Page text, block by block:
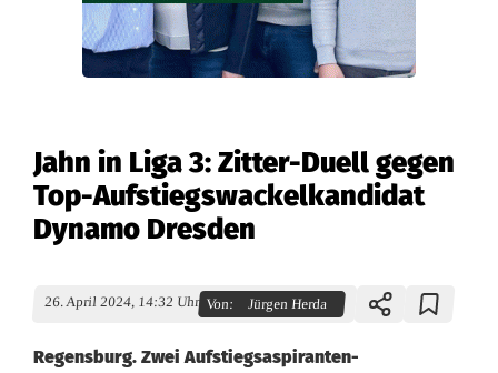
Jahn in Liga 3: Zitter-Duell gegen
Top-Aufstiegswackelkandidat
Dynamo Dresden
26. April 2024, 14:32 Uhr Von: Jürgen Herda
Regensburg. Zwei Aufstiegsaspiranten-